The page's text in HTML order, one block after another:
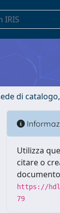
di
Utilizza
citare o
https://
79